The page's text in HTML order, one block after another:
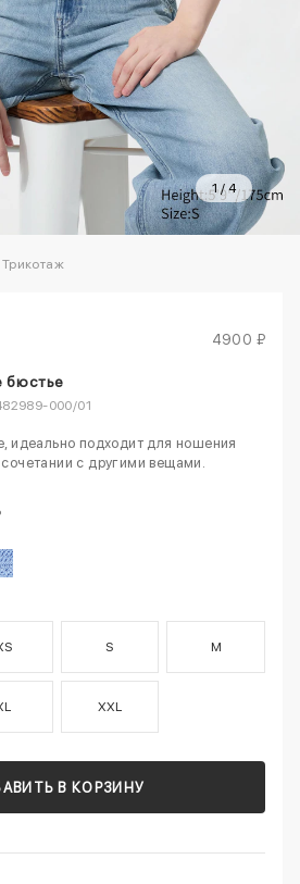
1/4
Трикотаж
4900 ₽
бюстье
000/01
идеально подходит для ношения
с другими вещами.
S M
XXL
В КОРЗИНУ